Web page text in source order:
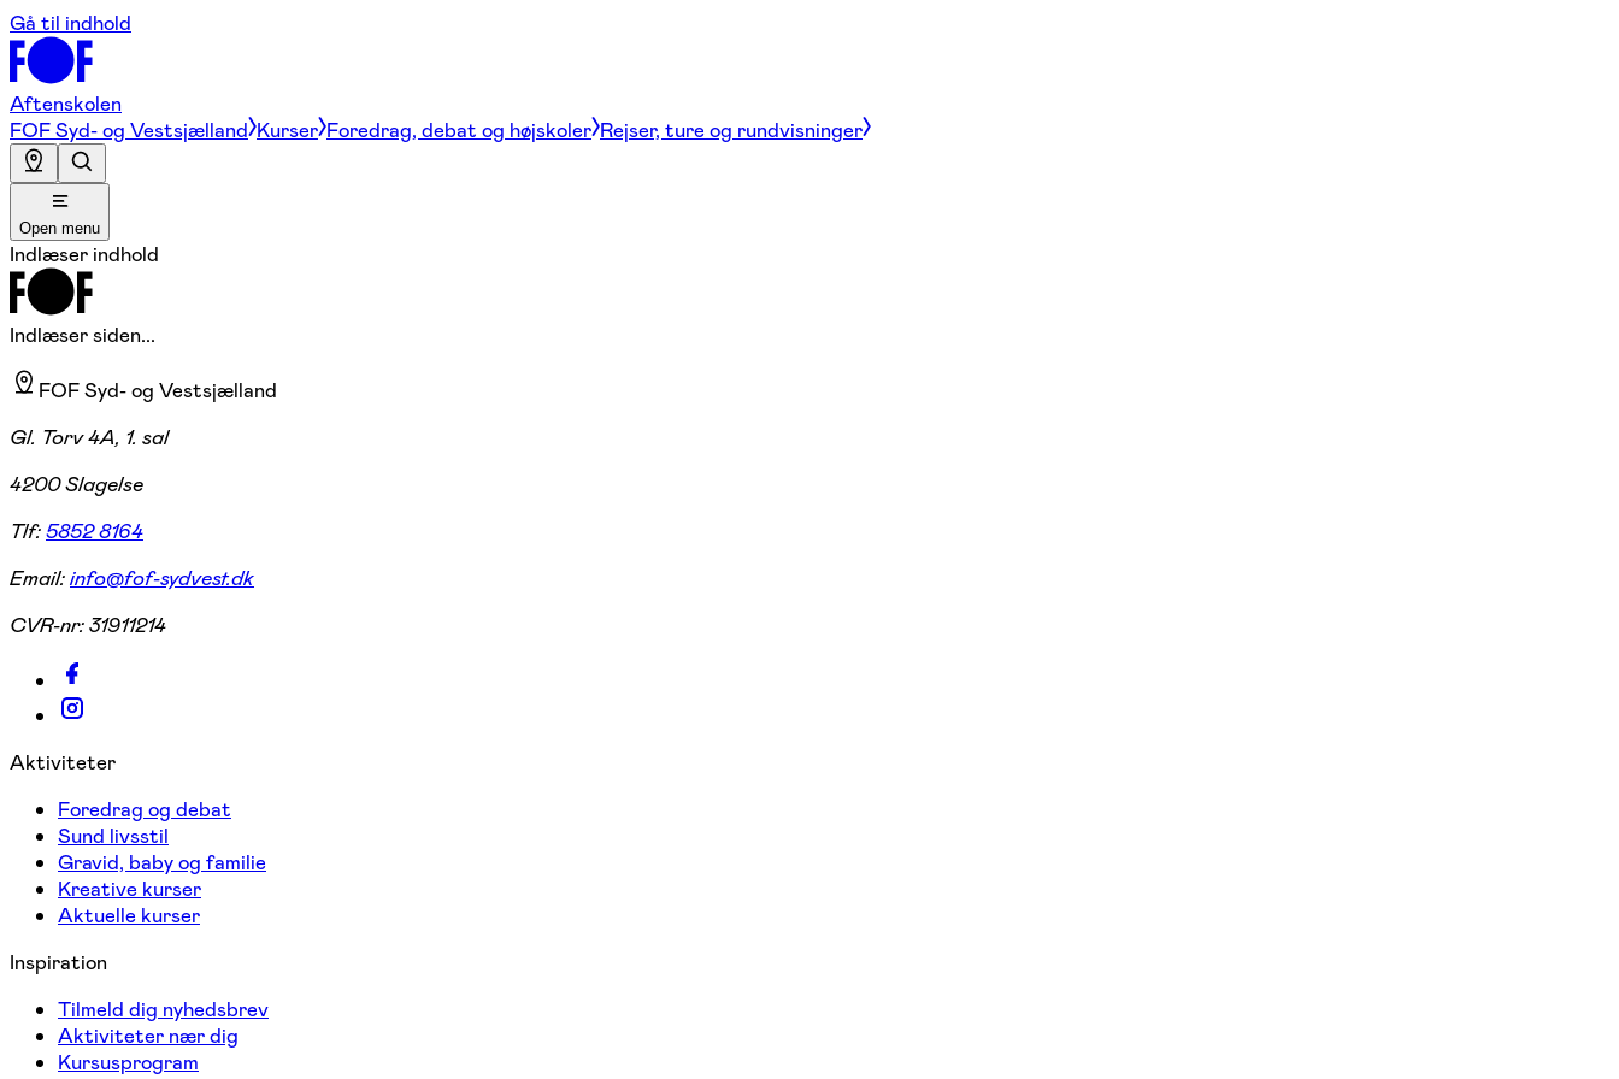
Gå til indhold
Aftenskolen
FOF Syd- og Vestsjælland Kurser Foredrag, debat og højskoler Rejser, ture og rundvisninger
Open menu
Indlæser indhold
Indlæser siden...
FOF Syd- og Vestsjælland
Gl. Torv 4A, 1. sal
4200 Slagelse
Tlf:5852 8164
Email:info@fof-sydvest.dk
CVR-nr:31911214
Aktiviteter
Foredrag og debat
Sund livsstil
Gravid, baby og familie
Kreative kurser
Aktuelle kurser
Inspiration
Tilmeld dig nyhedsbrev
Aktiviteter nær dig
Kursusprogram